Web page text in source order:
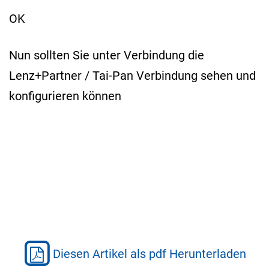
OK
Nun sollten Sie unter Verbindung die
Lenz+Partner / Tai-Pan Verbindung sehen und
konfigurieren können
Diesen Artikel als pdf Herunterladen